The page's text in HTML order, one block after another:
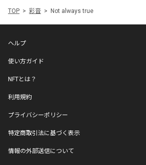
TOP 彩音 Not always true
ヘルプ
使い方ガイド
NFTとは？
利用規約
プライバシーポリシー
特定商取引法に基づく表示
情報の外部送信について